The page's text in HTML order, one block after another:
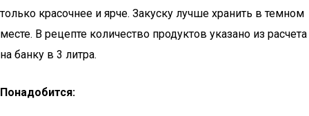
только красочнее и ярче. Закуску лучше хранить в темном
месте. В рецепте количество продуктов указано из расчета
на банку в 3 литра.
Понадобится: